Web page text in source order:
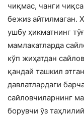
чиқмас, чанги
бежиз айтилмаган.
ушбу ҳикматнинг
мамлакатларда
кўп жиҳатдан
қандай ташкил
давлатлардаги
сайловчиларнинг
борувчи ўз